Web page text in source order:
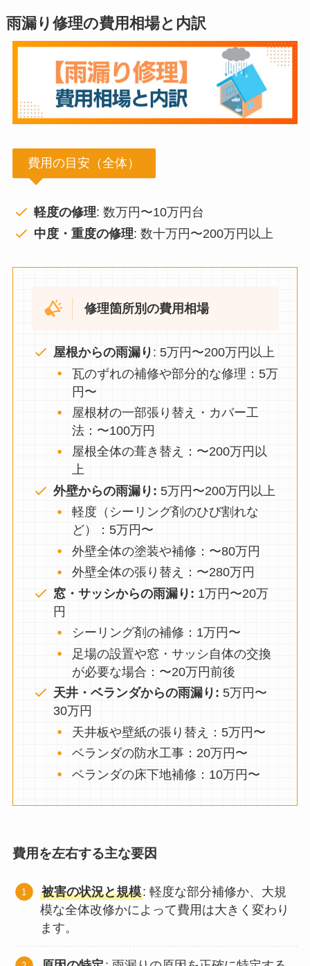
雨漏り修理の費用相場と内訳
費用の目安（全体）
軽度の修理: 数万円〜10万円台
中度・重度の修理: 数十万円〜200万円以上
修理箇所別の費用相場
屋根からの雨漏り : 5万円〜200万円以上
瓦のずれの補修や部分的な修理：5万
円〜
屋根材の一部張り替え・カバー工
法：〜100万円
屋根全体の葺き替え：〜200万円以
上
外壁からの雨漏り: 5万円〜200万円以上
軽度（シーリング剤のひび割れな
ど）：5万円〜
外壁全体の塗装や補修：〜80万円
外壁全体の張り替え：〜280万円
窓・サッシからの雨漏り: 1万円〜20万
円
シーリング剤の補修：1万円〜
足場の設置や窓・サッシ自体の交換
が必要な場合：〜20万円前後
天井・ベランダからの雨漏り: 5万円〜
30万円
天井板や壁紙の張り替え：5万円〜
ベランダの防水工事：20万円〜
ベランダの床下地補修：10万円〜
費用を左右する主な要因
被害の状況と規模: 軽度な部分補修か、大規
模な全体改修かによって費用は大きく変わり
ます。